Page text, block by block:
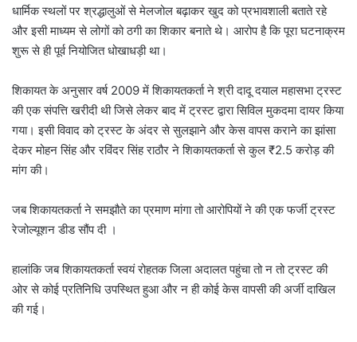
धार्मिक स्थलों पर श्रद्धालुओं से मेलजोल बढ़ाकर खुद को प्रभावशाली बताते रहे
और इसी माध्यम से लोगों को ठगी का शिकार बनाते थे। आरोप है कि पूरा घटनाक्रम
शुरू से ही पूर्व नियोजित धोखाधड़ी था।
शिकायत के अनुसार वर्ष 2009 में शिकायतकर्ता ने श्री दादू दयाल महासभा ट्रस्ट
की एक संपत्ति खरीदी थी जिसे लेकर बाद में ट्रस्ट द्वारा सिविल मुकदमा दायर किया
गया। इसी विवाद को ट्रस्ट के अंदर से सुलझाने और केस वापस कराने का झांसा
देकर मोहन सिंह और रविंदर सिंह राठौर ने शिकायतकर्ता से कुल ₹2.5 करोड़ की
मांग की।
जब शिकायतकर्ता ने समझौते का प्रमाण मांगा तो आरोपियों ने की एक फर्जी ट्रस्ट
रेजोल्यूशन डीड सौंप दी ।
हालांकि जब शिकायतकर्ता स्वयं रोहतक जिला अदालत पहुंचा तो न तो ट्रस्ट की
ओर से कोई प्रतिनिधि उपस्थित हुआ और न ही कोई केस वापसी की अर्जी दाखिल
की गई।